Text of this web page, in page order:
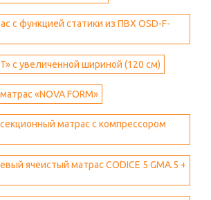
с функцией статики из ПВХ OSD-F-
с увеличенной шириной (120 см)
«NOVA FORM»
матрас с компрессором
ячеистый матрас CODICE 5 GMA.5 +